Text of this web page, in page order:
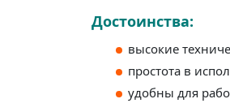
Достоинства:
высокие
простота в
удобны для